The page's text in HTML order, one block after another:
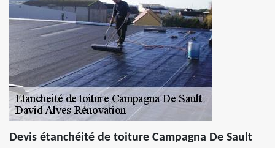
Devis étanchéité de toiture Campagna De Sault